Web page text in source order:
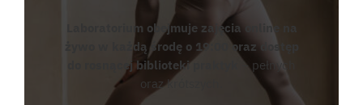
Laboratorium obejmuje zajęcia online na
żywo w każdą środę o 19:00 oraz dostęp
do rosnącej biblioteki praktyk
– pełnych
oraz krótszych.